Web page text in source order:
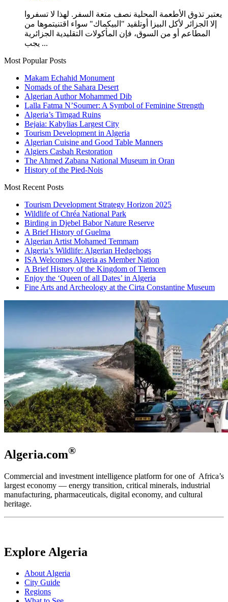
يعتبر تذوق الأطعمة المحلية نصف متعة السفر. لهذا لا تسفروا
إلا الجزائر لأكل البيزا أوتلقيد "البيكماك" سواء اقتنيتموها من
المطاعم أو من السوق، فإن المأكولات التقليدية الجزائرية
يجب ...
Most Popular Posts
Makam Echahid Monument
Nomads of the Sahara Desert
Algerian Author Mohammed Dib
Lalla Fatma N’Soumer: A Symbol of Feminine Strength
Algeria’s Timgad Ruins
Bejaia: Kabylias Largest City
Tourism Development in Algeria
Algerian Cuisine and Good Table Manners
Algiers Casbah Restoration
The Ahmed Zabana National Museum in Oran
History of the Pied-Nois
Most Recent Posts
Tourism Development Strategy Horizon 2025
Wildlife of Chréa National Park
Birding in Djebel Babor Nature Reserve
A Brief History of Guelma
Algerian Artist Mohamed Temmam
Algeria’s Wildlife: Algerian Hedgehogs
ISA Welcomes Algeria as Member Nation
A Brief History of the Kingdom of Tlemcen
Enjoy the ‘Queen of all Dates’ in Algeria
Fine Arts and Archeology at the Cirta Constantine Museum
Algeria.com®
Commercial and investment intelligence platform for one of Africa’s
largest economy — energy transition, critical minerals, industrial
manufacturing, pharmaceuticals, digital economy, and cultural
heritage.
Explore Algeria
About Algeria
City Guide
Regions